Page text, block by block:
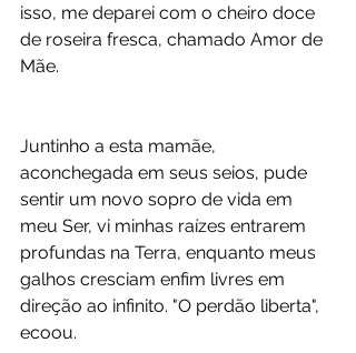
isso, me deparei com o cheiro doce
de roseira fresca, chamado Amor de
Mãe.
Juntinho a esta mamãe,
aconchegada em seus seios, pude
sentir um novo sopro de vida em
meu Ser, vi minhas raízes entrarem
profundas na Terra, enquanto meus
galhos cresciam enfim livres em
direção ao infinito. "O perdão liberta",
ecoou.